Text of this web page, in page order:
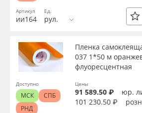
Oracal 641
Orajet 3640
Плёнка монтажная Oratape
ПЭТ листовой
Упаковка
Страна происхождения
Производитель
Торговая марка
Артикул
ии164
Ед.
рул.
Пленка
037 1*50 м
флуоресцентная
Цены
91 589.50 ₽
юр.
101 230.50 ₽
Доступно
МСК
СПБ
РНД